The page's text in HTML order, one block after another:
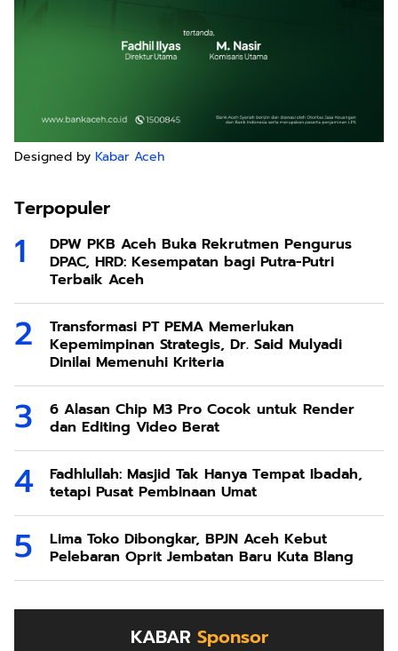
Designed by Kabar Aceh
Terpopuler
DPW PKB Aceh Buka Rekrutmen Pengurus
DPAC, HRD: Kesempatan bagi Putra-Putri
Terbaik Aceh
Transformasi PT PEMA Memerlukan
Kepemimpinan Strategis, Dr. Said Mulyadi
Dinilai Memenuhi Kriteria
6 Alasan Chip M3 Pro Cocok untuk Render
dan Editing Video Berat
Fadhlullah: Masjid Tak Hanya Tempat Ibadah,
tetapi Pusat Pembinaan Umat
Lima Toko Dibongkar, BPJN Aceh Kebut
Pelebaran Oprit Jembatan Baru Kuta Blang
KABAR Sponsor